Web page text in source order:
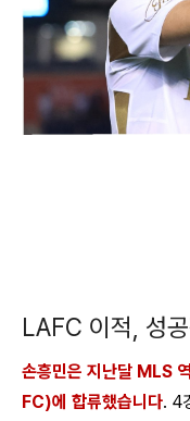
LAFC 이적, 성
손흥민은 지난달 MLS
FC)에 합류했습니다. 4